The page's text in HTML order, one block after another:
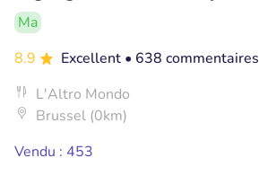
Ma
8.9
Excellent • 638 commentaires
L'Altro Mondo
Brussel (0km)
Vendu : 453